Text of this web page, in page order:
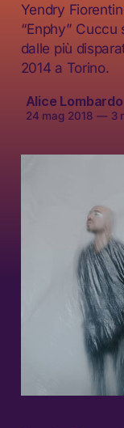
Yendry
“Enphy”
dalle più
2014 a Torino.
Alice Lombardo
24 mag 2018 —3